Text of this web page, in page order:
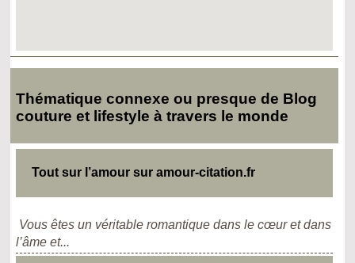
Thématique connexe ou presque de Blog
couture et lifestyle à travers le monde
Tout sur l’amour sur amour-citation.fr
Vous êtes un véritable romantique dans le cœur et dans
l’âme et...